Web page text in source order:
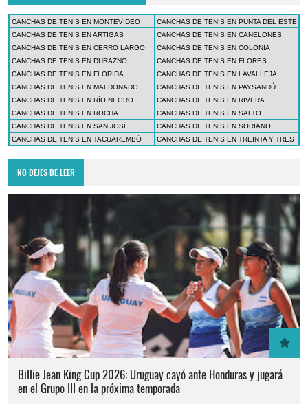
CANCHAS DE TENIS EN MONTEVIDEO
CANCHAS DE TENIS EN PUNTA DEL ESTE
CANCHAS DE TENIS EN ARTIGAS
CANCHAS DE TENIS EN CANELONES
CANCHAS DE TENIS EN CERRO LARGO
CANCHAS DE TENIS EN COLONIA
CANCHAS DE TENIS EN DURAZNO
CANCHAS DE TENIS EN FLORES
CANCHAS DE TENIS EN FLORIDA
CANCHAS DE TENIS EN LAVALLEJA
CANCHAS DE TENIS EN MALDONADO
CANCHAS DE TENIS EN PAYSANDÚ
CANCHAS DE TENIS EN RÍO NEGRO
CANCHAS DE TENIS EN RIVERA
CANCHAS DE TENIS EN ROCHA
CANCHAS DE TENIS EN SALTO
CANCHAS DE TENIS EN SAN JOSÉ
CANCHAS DE TENIS EN SORIANO
CANCHAS DE TENIS EN TACUAREMBÓ
CANCHAS DE TENIS EN TREINTA Y TRES
NO DEJES DE LEER
Billie Jean King Cup 2026: Uruguay cayó ante Honduras y jugará
en el Grupo III en la próxima temporada